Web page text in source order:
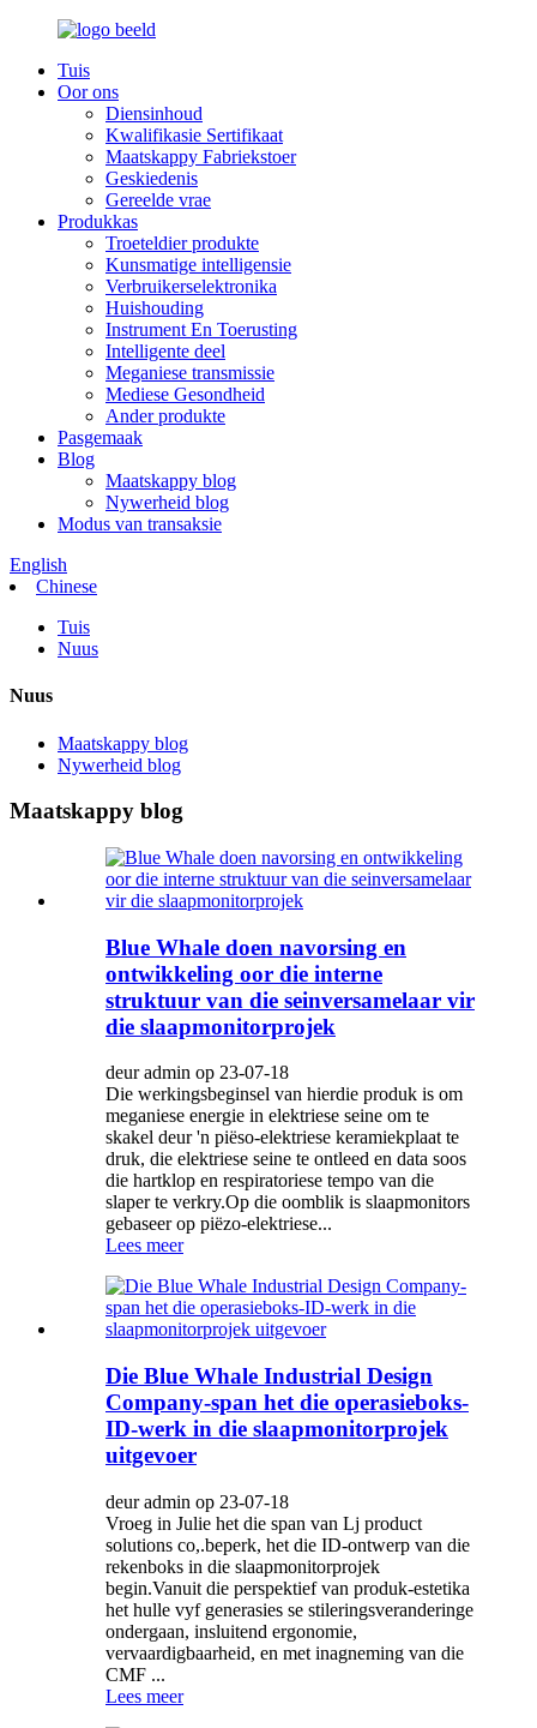
Tuis
Oor ons
Diensinhoud
Kwalifikasie Sertifikaat
Maatskappy Fabriekstoer
Geskiedenis
Gereelde vrae
Produkkas
Troeteldier produkte
Kunsmatige intelligensie
Verbruikerselektronika
Huishouding
Instrument En Toerusting
Intelligente deel
Meganiese transmissie
Mediese Gesondheid
Ander produkte
Pasgemaak
Blog
Maatskappy blog
Nywerheid blog
Modus van transaksie
English
Chinese
Tuis
Nuus
Nuus
Maatskappy blog
Nywerheid blog
Maatskappy blog
Blue Whale doen navorsing en
ontwikkeling oor die interne
struktuur van die seinversamelaar vir
die slaapmonitorprojek
deur admin op 23-07-18
Die werkingsbeginsel van hierdie produk is om
meganiese energie in elektriese seine om te
skakel deur 'n piëso-elektriese keramiekplaat te
druk, die elektriese seine te ontleed en data soos
die hartklop en respiratoriese tempo van die
slaper te verkry.Op die oomblik is slaapmonitors
gebaseer op piëzo-elektriese...
Lees meer
Die Blue Whale Industrial Design
Company-span het die operasieboks-
ID-werk in die slaapmonitorprojek
uitgevoer
deur admin op 23-07-18
Vroeg in Julie het die span van Lj product
solutions co,.beperk, het die ID-ontwerp van die
rekenboks in die slaapmonitorprojek
begin.Vanuit die perspektief van produk-estetika
het hulle vyf generasies se stileringsveranderinge
ondergaan, insluitend ergonomie,
vervaardigbaarheid, en met inagneming van die
CMF ...
Lees meer